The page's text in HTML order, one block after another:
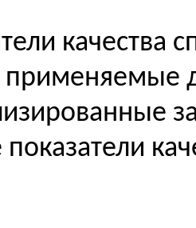
применяемые